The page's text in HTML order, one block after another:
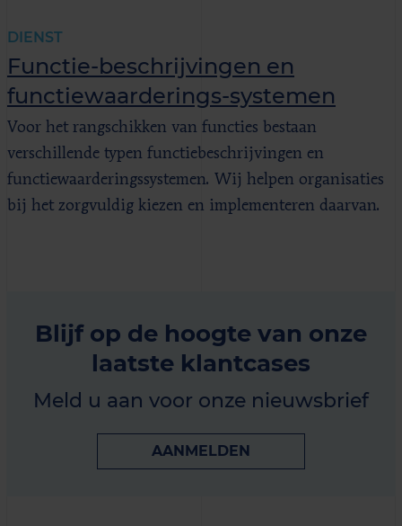
DIENST
Functie-beschrijvingen en
functiewaarderings-systemen
Voor het rangschikken van functies bestaan
verschillende typen functiebeschrijvingen en
functiewaarderingssystemen. Wij helpen organisaties
bij het zorgvuldig kiezen en implementeren daarvan.
Blijf op de hoogte van onze
laatste klantcases
Meld u aan voor onze nieuwsbrief
AANMELDEN